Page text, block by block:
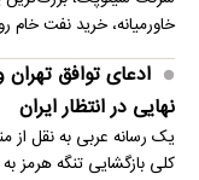
خاورمیانه، خرید نفت خام
ادعای توافق
نهایی در انتظار ایران
یک رسانه عربی به نقل از
کلی بازگشایی تنگه هرمز